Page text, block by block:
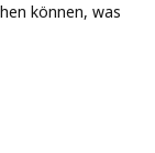
können, was